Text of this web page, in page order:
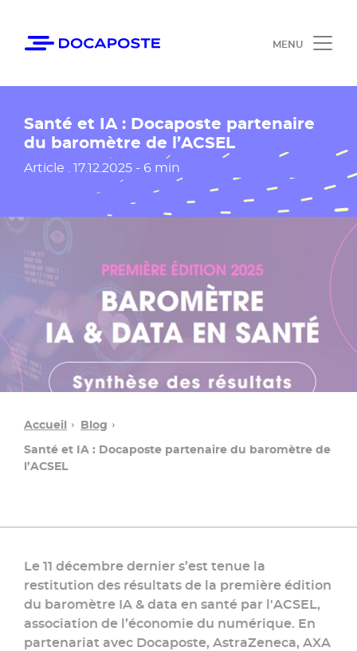
Ouvrir le
Santé et IA : Docaposte partenaire
du baromètre de l’ACSEL
Article . Date de publication
17.12.2025 - 6 min
Accueil
Blog
Santé et IA : Docaposte partenaire du baromètre de
l’ACSEL
Une
question ?
Le 11 décembre dernier s’est tenue la
restitution des résultats de la première édition
du baromètre IA & data en santé par l'ACSEL,
association de l’économie du numérique. En
partenariat avec Docaposte, AstraZeneca, AXA